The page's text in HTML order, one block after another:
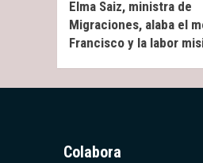
Elma Saiz, ministra de
Migraciones, alaba el
Francisco y la labor
Colabora